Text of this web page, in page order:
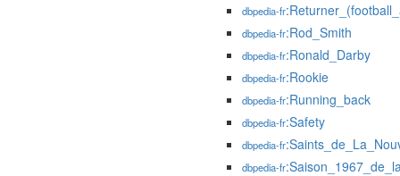
dbpedia-fr
dbpedia-fr:Rod_Smith
dbpedia-fr:Ronald_Darby
dbpedia-fr:Rookie
dbpedia-fr:Running_back
dbpedia-fr:Safety
dbpedia-fr
dbpedia-fr